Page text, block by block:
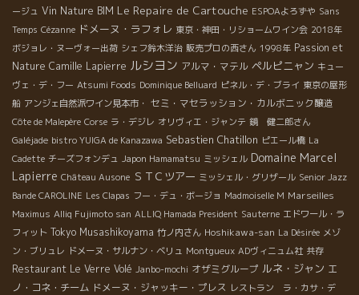
ージュ Vin Nature BIM Le Repaire de Cartouche ESPOAよろずや Sans
Temps Cézanne ドメーヌ・ラフォレ 東京・神田・リショームワイン会 2018年
ボジョレ・ヌーヴォー出荷 シェフ鈴木洋治 販売プロの西さん 1998年 Passion et
Nature Camille Lapierre ルシヨン アルマ・マテル ペルピニャン キュー
ヴェ・デ・フー Atsumi Foods Dominique Belluard ピネル・デ・ブライ 東京の屋形
船 アンジェ自然派ワイン見本市・ セミ・マセラッション・カルボニック醸造
Côte de Malepère Corse ラ・デジレ オリヴィエ・ジャンテ 鏡 健二郎さん
Galéjade bistro YUIGA de Kanazawa Sebastien Chatillon ピエール橋 La
Cadette チーズフォンデュ Japon Hamamatsu ミッシェル Domaine Marcel
Lapierre Château Ausone ＳＴＣツアー ミッシェル・グリザール Senior Jazz
Bande CAROLINE Les Clapas フー・デュ・ボージョ Madmoiselle M Marseilles
Maximus Alliq Fujimoto san ALLIQ Hamada President Sauterne エドワール・ラ
フィット Tokyo Musashikoyama 竹ノ内さん Hoshikawa-san La Désirée メゾ
ン・ブリュレ ドメーヌ・サルナン・ベリュ Montgueux ADヴィニュム社 共存
Restaurant Le Verre Volé Janbo-mochi オザミグループ ルネ・ジャン エ
ノ・コネ・チーム ドメーヌ・ジャッキー・プレス レストラン ラ・カサ・デ